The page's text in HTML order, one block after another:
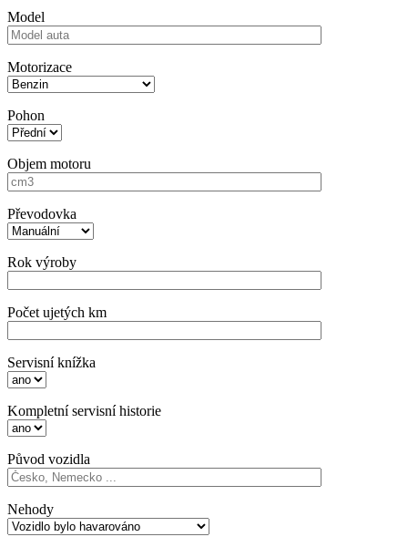
Model
Motorizace
Pohon
Objem motoru
Převodovka
Rok výroby
Počet ujetých km
Servisní knížka
Kompletní servisní historie
Původ vozidla
Nehody